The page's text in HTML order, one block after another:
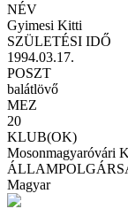
NÉV
Gyimesi Kitti
SZÜLETÉSI IDŐ
1994.03.17.
POSZT
balátlövő
MEZ
20
KLUB(OK)
Mosonmagyaróvári
Magyar